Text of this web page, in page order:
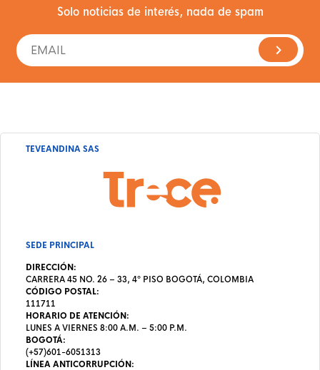
Solo noticias de interés, nada de spam
TEVEANDINA SAS
SEDE PRINCIPAL
DIRECCIÓN:
CARRERA 45 NO. 26 – 33, 4º PISO BOGOTÁ, COLOMBIA
CÓDIGO POSTAL:
111711
HORARIO DE ATENCIÓN:
LUNES A VIERNES 8:00 A.M. – 5:00 P.M.
BOGOTÁ:
(+57)601-6051313
LÍNEA ANTICORRUPCIÓN: